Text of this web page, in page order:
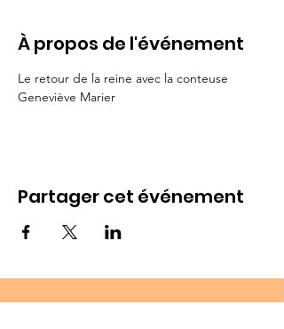
À propos de l'événement
Le retour de la reine avec la conteuse
Geneviève Marier
Partager cet événement